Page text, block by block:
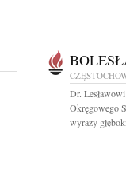
Dr.
Okręgowego
wyrazy